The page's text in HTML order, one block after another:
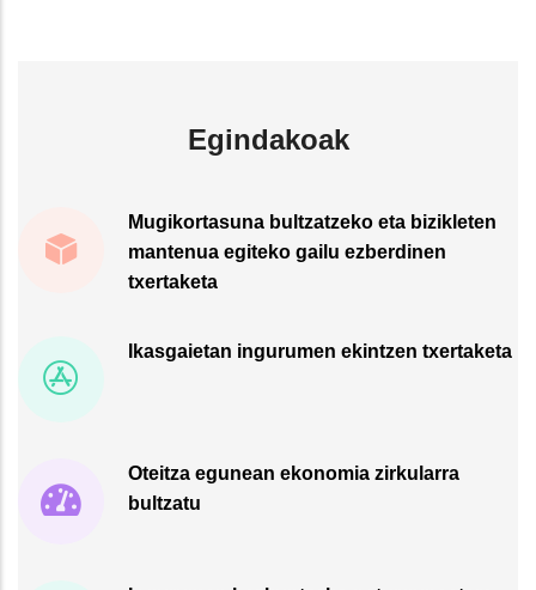
Egindakoak
Mugikortasuna bultzatzeko eta bizikleten
mantenua egiteko gailu ezberdinen
txertaketa
Ikasgaietan ingurumen ekintzen txertaketa
Oteitza egunean ekonomia zirkularra
bultzatu